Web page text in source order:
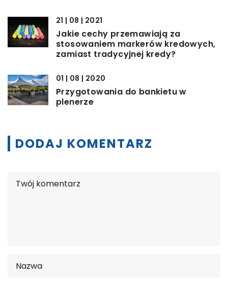
21 | 08 | 2021
Jakie cechy przemawiają za
stosowaniem markerów kredowych,
zamiast tradycyjnej kredy?
01 | 08 | 2020
Przygotowania do bankietu w
plenerze
DODAJ KOMENTARZ